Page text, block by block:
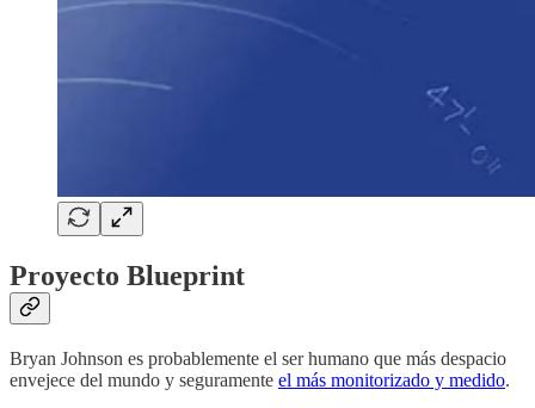
Proyecto Blueprint
Bryan Johnson es probablemente el ser humano que más despacio
envejece del mundo y seguramente el más monitorizado y medido.